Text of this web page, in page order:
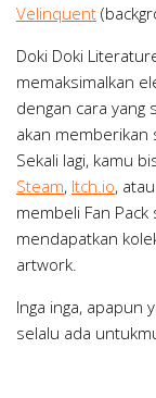
Velinquent
Doki Doki
memaksimalkan
dengan cara yang
akan memberikan
Sekali lagi, kamu
Steam, Itch.io, atau
membeli Fan
mendapatkan
artwork.
Inga inga, apapun
selalu ada